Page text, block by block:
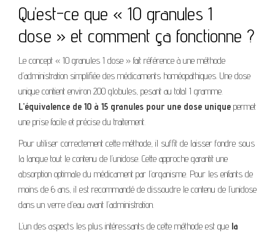
Qu’est-ce que « 10 granules 1
dose » et comment ça fonctionne ?
Le concept « 10 granules 1 dose » fait référence à une méthode
d’administration simplifiée des médicaments homéopathiques. Une dose
unique contient environ 200 globules, pesant au total 1 gramme.
L’équivalence de 10 à 15 granules pour une dose unique permet
une prise facile et précise du traitement.
Pour utiliser correctement cette méthode, il suffit de laisser fondre sous
la langue tout le contenu de l’unidose. Cette approche garantit une
absorption optimale du médicament par l’organisme. Pour les enfants de
moins de 6 ans, il est recommandé de dissoudre le contenu de l’unidose
dans un verre d’eau avant l’administration.
L’un des aspects les plus intéressants de cette méthode est que la